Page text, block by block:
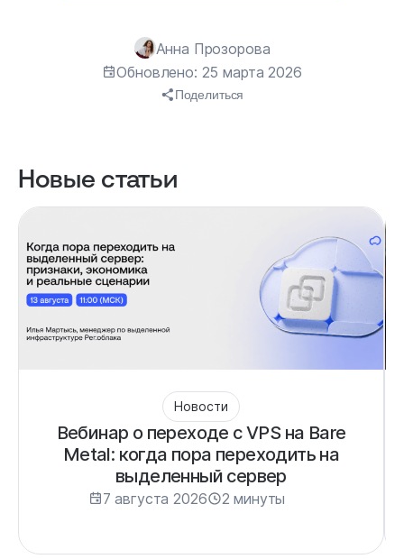
Анна Прозорова
Обновлено: 25 марта 2026
Поделиться
Новые статьи
Новости
Вебинар о переходе с VPS на Bare
Metal: когда пора переходить на
выделенный сервер
7 августа 2026 2 минуты